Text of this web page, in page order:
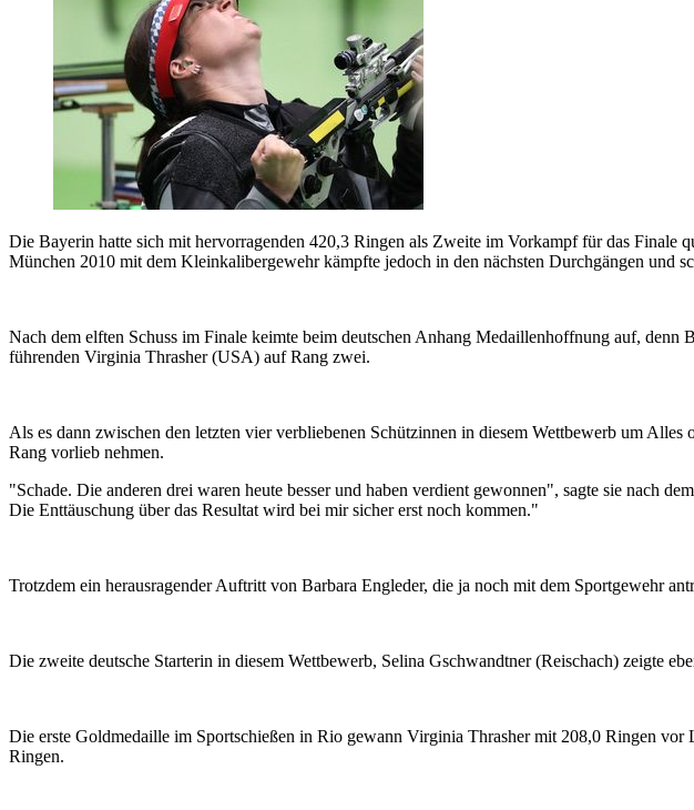
Die Bayerin hatte sich mit hervorragenden 420,3 Ringen als Zweite im Vorkampf für das Finale
München 2010 mit dem Kleinkalibergewehr kämpfte jedoch in den nächsten Durchgängen und
Nach dem elften Schuss im Finale keimte beim deutschen Anhang Medaillenhoffnung auf, denn
führenden Virginia Thrasher (USA) auf Rang zwei.
Als es dann zwischen den letzten vier verbliebenen Schützinnen in diesem Wettbewerb um
Rang vorlieb nehmen.
"Schade. Die anderen drei waren heute besser und haben verdient gewonnen", sagte sie nach
Die Enttäuschung über das Resultat wird bei mir sicher erst noch kommen."
Trotzdem ein herausragender Auftritt von Barbara Engleder, die ja noch mit dem Sportgewehr
Die zweite deutsche Starterin in diesem Wettbewerb, Selina Gschwandtner (Reischach) zeigte
Die erste Goldmedaille im Sportschießen in Rio gewann Virginia Thrasher mit 208,0 Ringen
Ringen.